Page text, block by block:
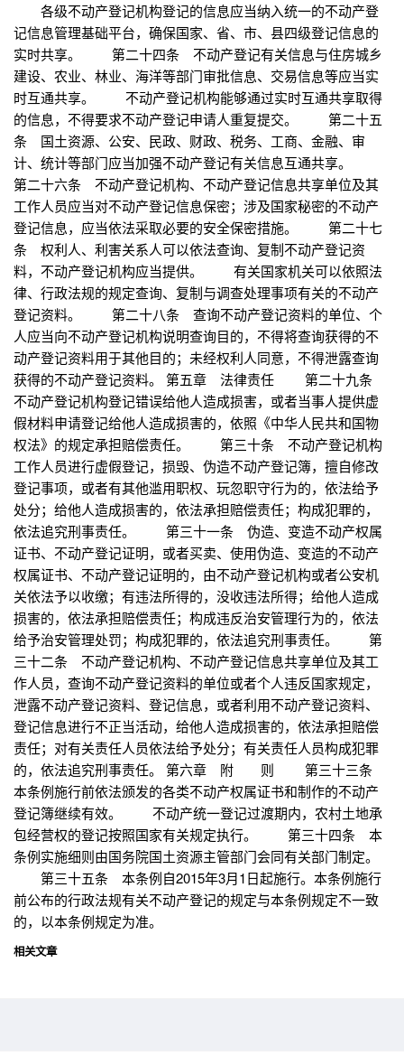
各级不动产登记机构登记的信息应当纳入统一的不动产登
记信息管理基础平台，确保国家、省、市、县四级登记信息的
实时共享。 第二十四条 不动产登记有关信息与住房城乡
建设、农业、林业、海洋等部门审批信息、交易信息等应当实
时互通共享。 不动产登记机构能够通过实时互通共享取得
的信息，不得要求不动产登记申请人重复提交。 第二十五
条 国土资源、公安、民政、财政、税务、工商、金融、审
计、统计等部门应当加强不动产登记有关信息互通共享。
第二十六条 不动产登记机构、不动产登记信息共享单位及其
工作人员应当对不动产登记信息保密；涉及国家秘密的不动产
登记信息，应当依法采取必要的安全保密措施。 第二十七
条 权利人、利害关系人可以依法查询、复制不动产登记资
料，不动产登记机构应当提供。 有关国家机关可以依照法
律、行政法规的规定查询、复制与调查处理事项有关的不动产
登记资料。 第二十八条 查询不动产登记资料的单位、个
人应当向不动产登记机构说明查询目的，不得将查询获得的不
动产登记资料用于其他目的；未经权利人同意，不得泄露查询
获得的不动产登记资料。 第五章 法律责任 第二十九条
不动产登记机构登记错误给他人造成损害，或者当事人提供虚
假材料申请登记给他人造成损害的，依照《中华人民共和国物
权法》的规定承担赔偿责任。 第三十条 不动产登记机构
工作人员进行虚假登记，损毁、伪造不动产登记簿，擅自修改
登记事项，或者有其他滥用职权、玩忽职守行为的，依法给予
处分；给他人造成损害的，依法承担赔偿责任；构成犯罪的，
依法追究刑事责任。 第三十一条 伪造、变造不动产权属
证书、不动产登记证明，或者买卖、使用伪造、变造的不动产
权属证书、不动产登记证明的，由不动产登记机构或者公安机
关依法予以收缴；有违法所得的，没收违法所得；给他人造成
损害的，依法承担赔偿责任；构成违反治安管理行为的，依法
给予治安管理处罚；构成犯罪的，依法追究刑事责任。 第
三十二条 不动产登记机构、不动产登记信息共享单位及其工
作人员，查询不动产登记资料的单位或者个人违反国家规定，
泄露不动产登记资料、登记信息，或者利用不动产登记资料、
登记信息进行不正当活动，给他人造成损害的，依法承担赔偿
责任；对有关责任人员依法给予处分；有关责任人员构成犯罪
的，依法追究刑事责任。 第六章 附 则 第三十三条
本条例施行前依法颁发的各类不动产权属证书和制作的不动产
登记簿继续有效。 不动产统一登记过渡期内，农村土地承
包经营权的登记按照国家有关规定执行。 第三十四条 本
条例实施细则由国务院国土资源主管部门会同有关部门制定。
第三十五条 本条例自2015年3月1日起施行。本条例施行
前公布的行政法规有关不动产登记的规定与本条例规定不一致
的，以本条例规定为准。
相关文章